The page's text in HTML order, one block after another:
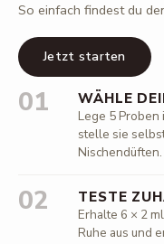
So einfach findest du
Jetzt starten
01 WÄHLE
Lege 5
stelle sie
Nischendüften.
02 TESTE
Erhalte 6 × 2
Ruhe aus und